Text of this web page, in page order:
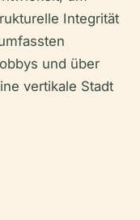
Integrität
und über
vertikale Stadt